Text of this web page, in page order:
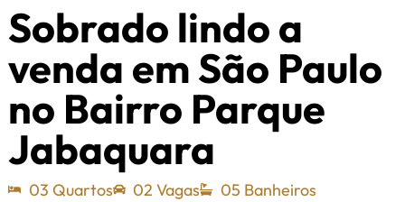
Sobrado lindo a
venda em São Paulo
no Bairro Parque
Jabaquara
03 Quartos 02 Vagas
05 Banheiros